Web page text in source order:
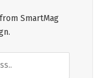
SmartMag